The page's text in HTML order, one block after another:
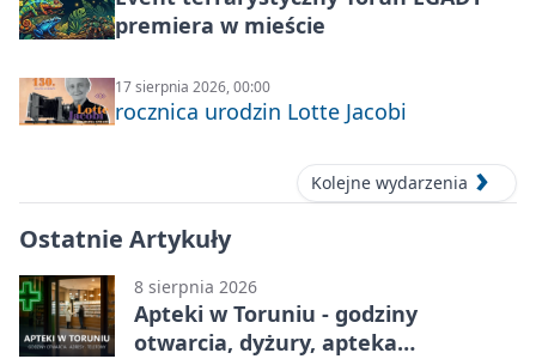
premiera w mieście
17 sierpnia 2026, 00:00
rocznica urodzin Lotte Jacobi
Kolejne wydarzenia
Ostatnie Artykuły
8 sierpnia 2026
Apteki w Toruniu - godziny
otwarcia, dyżury, apteka